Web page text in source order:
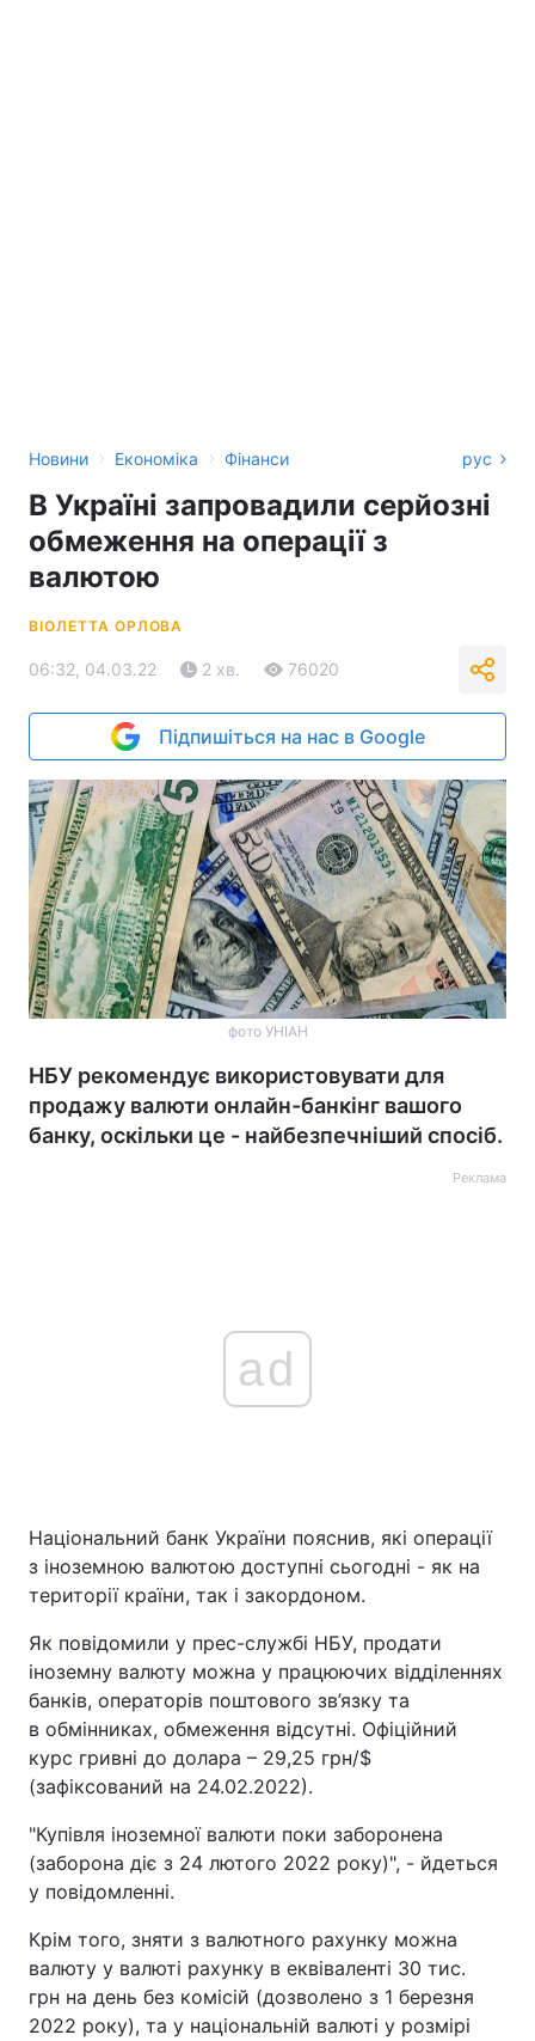
Новини › Економіка › Фінанси рус
В Україні запровадили серйозні
обмеження на операції з
валютою
ВІОЛЕТТА ОРЛОВА
06:32, 04.03.22 2 хв. 76020
Підпишіться на нас в Google
фото УНІАН
НБУ рекомендує використовувати для
продажу валюти онлайн-банкінг вашого
банку, оскільки це - найбезпечніший спосіб.
Реклама
ad
Національний банк України пояснив, які операції
з іноземною валютою доступні сьогодні - як на
території країни, так і закордоном.
Як повідомили у прес-службі НБУ, продати
іноземну валюту можна у працюючих відділеннях
банків, операторів поштового зв’язку та
в обмінниках, обмеження відсутні. Офіційний
курс гривні до долара – 29,25 грн/$
(зафіксований на 24.02.2022).
"Купівля іноземної валюти поки заборонена
(заборона діє з 24 лютого 2022 року)", - йдеться
у повідомленні.
Крім того, зняти з валютного рахунку можна
валюту у валюті рахунку в еквіваленті 30 тис.
грн на день без комісій (дозволено з 1 березня
2022 року), та у національній валюті у розмірі